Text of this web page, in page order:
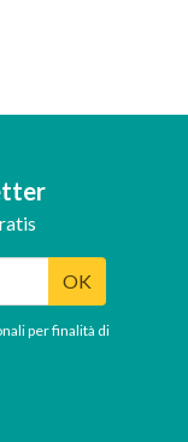
OK
per finalità di